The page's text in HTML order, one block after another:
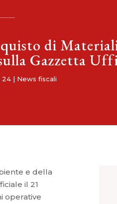
di
Gazzetta
24 | News fiscali
e della
il 21
operative